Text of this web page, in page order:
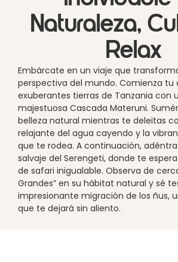
Naturaleza,
Relax
Embárcate en un viaje que
perspectiva del mundo. Comienza tu
exuberantes tierras de Tanzania con
majestuosa Cascada Materuni.
belleza natural mientras te deleitas
relajante del agua cayendo y la
que te rodea. A continuación,
salvaje del Serengeti, donde te
de safari inigualable. Observa de
Grandes” en su hábitat natural y sé
impresionante migración de los ñus,
que te dejará sin aliento.